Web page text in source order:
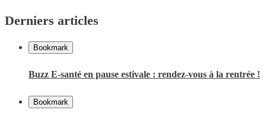
Derniers articles
Bookmark
Buzz E-santé en pause estivale : rendez-vous à la rentrée !
Bookmark